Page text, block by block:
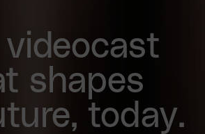
videocast
shapes
today.